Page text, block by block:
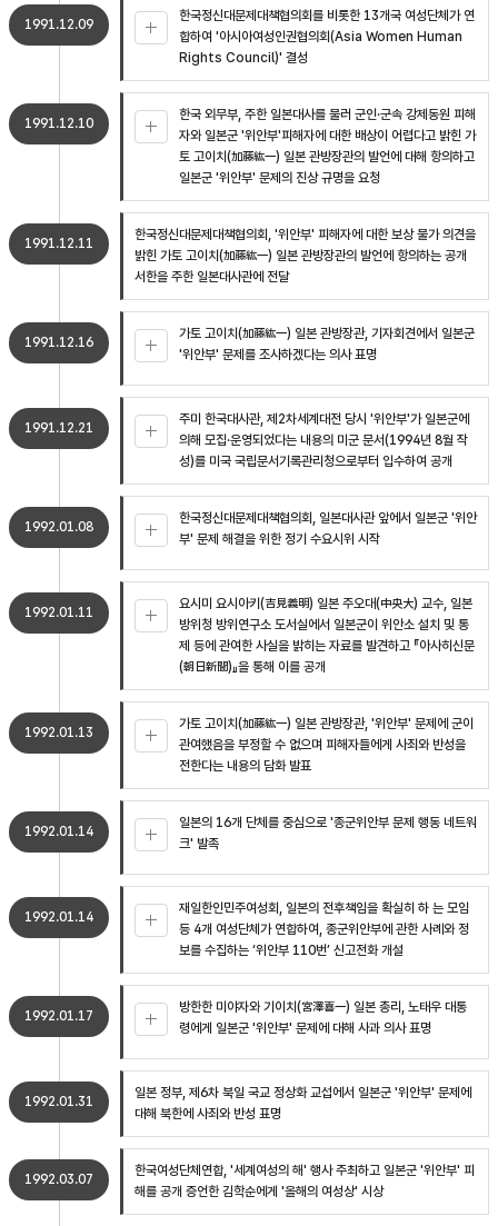
1991.12.09
한국정신대문제대책협의회를 비롯한 13개국 여성단체가 연
합하여 '아시아여성인권협의회(Asia Women Human
Rights Council)' 결성
1991.12.10
한국 외무부, 주한 일본대사를 불러 군인·군속 강제동원 피해
자와 일본군 '위안부'피해자에 대한 배상이 어렵다고 밝힌 가
토 고이치(加藤紘一) 일본 관방장관의 발언에 대해 항의하고
일본군 '위안부' 문제의 진상 규명을 요청
1991.12.11
한국정신대문제대책협의회, '위안부' 피해자에 대한 보상 불가 의견을
밝힌 가토 고이치(加藤紘一) 일본 관방장관의 발언에 항의하는 공개
서한을 주한 일본대사관에 전달
1991.12.16
가토 고이치(加藤紘一) 일본 관방장관, 기자회견에서 일본군
'위안부' 문제를 조사하겠다는 의사 표명
1991.12.21
주미 한국대사관, 제2차세계대전 당시 '위안부'가 일본군에
의해 모집·운영되었다는 내용의 미군 문서(1994년 8월 작
성)를 미국 국립문서기록관리청으로부터 입수하여 공개
1992.01.08
한국정신대문제대책협의회, 일본대사관 앞에서 일본군 '위안
부' 문제 해결을 위한 정기 수요시위 시작
1992.01.11
요시미 요시아키(吉見義明) 일본 주오대(中央大) 교수, 일본
방위청 방위연구소 도서실에서 일본군이 위안소 설치 및 통
제 등에 관여한 사실을 밝히는 자료를 발견하고 『아사히신문
(朝日新聞)』을 통해 이를 공개
1992.01.13
가토 고이치(加藤紘一) 일본 관방장관, '위안부' 문제에 군이
관여했음을 부정할 수 없으며 피해자들에게 사죄와 반성을
전한다는 내용의 담화 발표
1992.01.14
일본의 16개 단체를 중심으로 '종군위안부 문제 행동 네트워
크' 발족
1992.01.14
재일한인민주여성회, 일본의 전후책임을 확실히 하 는 모임
등 4개 여성단체가 연합하여, 종군위안부에 관한 사례와 정
보를 수집하는 ‘위안부 110번’ 신고전화 개설
1992.01.17
방한한 미야자와 기이치(宮澤喜一) 일본 총리, 노태우 대통
령에게 일본군 '위안부' 문제에 대해 사과 의사 표명
1992.01.31
일본 정부, 제6차 북일 국교 정상화 교섭에서 일본군 '위안부' 문제에
대해 북한에 사죄와 반성 표명
1992.03.07
한국여성단체연합, '세계여성의 해' 행사 주최하고 일본군 '위안부' 피
해를 공개 증언한 김학순에게 '올해의 여성상' 시상